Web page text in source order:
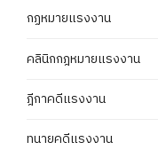
กฏหมายแรงงาน
คลินิกกฎหมายแรงงาน
ฎีกาคดีแรงงาน
ทนายคดีแรงงาน